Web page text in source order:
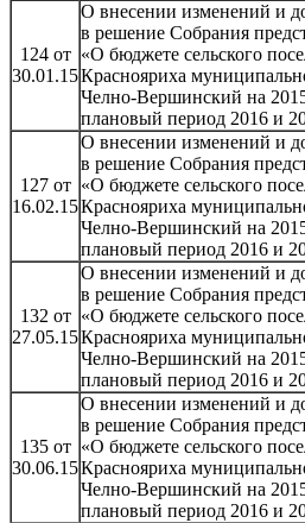
124 от
30.01.15
О внесении изменений и
в решение Собрания
«О бюджете сельского
Краснояриха
Челно-Вершинский на
плановый период 2016 и
127 от
16.02.15
О внесении изменений и
в решение Собрания
«О бюджете сельского
Краснояриха
Челно-Вершинский на
плановый период 2016 и
132 от
27.05.15
О внесении изменений и
в решение Собрания
«О бюджете сельского
Краснояриха
Челно-Вершинский на
плановый период 2016 и
135 от
30.06.15
О внесении изменений и
в решение Собрания
«О бюджете сельского
Краснояриха
Челно-Вершинский на
плановый период 2016 и